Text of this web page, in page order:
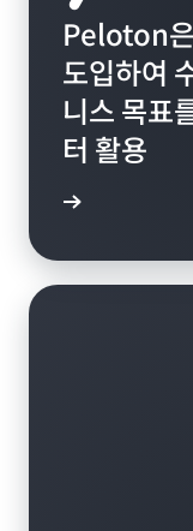
Peloton
도입하여
니스 목표
터 활용